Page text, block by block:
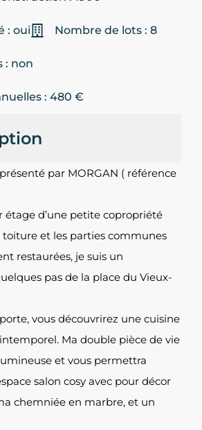
: oui Nombre de lots : 8
: non
: 480 €
par MORGAN ( référence
étage d’une petite copropriété
toiture et les parties communes
restaurées, je suis un
pas de la place du Vieux-
vous découvrirez une cuisine
Ma double pièce de vie
et vous permettra
salon cosy avec pour décor
chemniée en marbre, et un